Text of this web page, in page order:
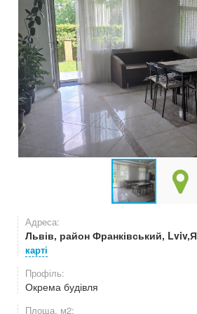
Адреса:
Львів, район Франківський,
карті
Профіль:
Окрема будівля
Площа, м2: